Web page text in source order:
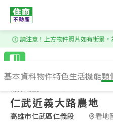
基本資料物件特色生活機能類
請注意！上方物件照片如有街景
仁武近義大路農地
高雄市仁武區仁義段​ 看地